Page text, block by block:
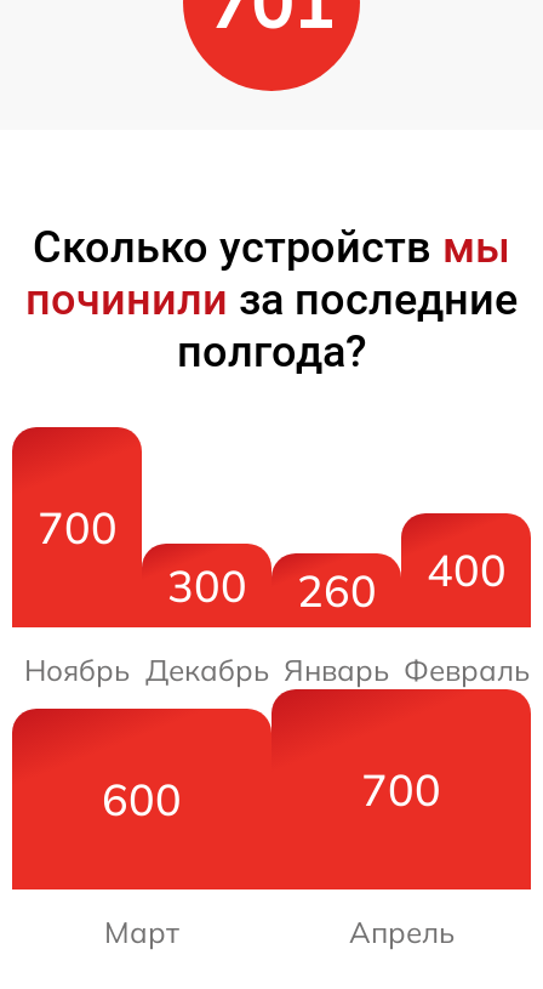
Сколько устройств мы
починили за последние
полгода?
700
Ноябрь
300
Декабрь
260
Январь
400
Февраль
600
Март
700
Апрель